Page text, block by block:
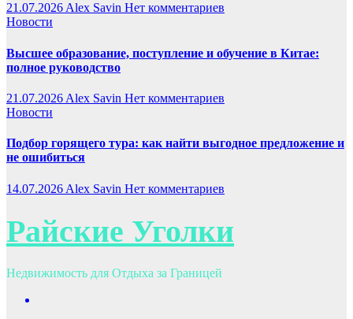
21.07.2026Alex Savin Нет комментариев
Новости
Высшее образование, поступление и обучение в Китае:
полное руководство
21.07.2026 Alex Savin Нет комментариев
Новости
Подбор горящего тура: как найти выгодное предложение и
не ошибиться
14.07.2026 Alex Savin Нет комментариев
Райские Уголки
Недвижимость для Отдыха за Границей